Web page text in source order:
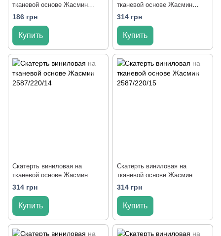
тканевой основе Жасмин
2587/140/12
186 грн
Купить
тканевой основе Жасмин
2587/220/12
314 грн
Купить
Скатерть виниловая на
тканевой основе Жасмин
2587/220/14
314 грн
Купить
Скатерть виниловая на
тканевой основе Жасмин
2587/220/15
314 грн
Купить